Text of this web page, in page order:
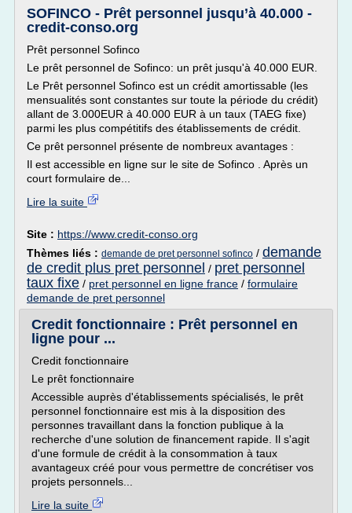
SOFINCO - Prêt personnel jusqu’à 40.000 -
credit-conso.org
Prêt personnel Sofinco
Le prêt personnel de Sofinco: un prêt jusqu'à 40.000 EUR.
Le Prêt personnel Sofinco est un crédit amortissable (les
mensualités sont constantes sur toute la période du crédit)
allant de 3.000EUR à 40.000 EUR à un taux (TAEG fixe)
parmi les plus compétitifs des établissements de crédit.
Ce prêt personnel présente de nombreux avantages :
Il est accessible en ligne sur le site de Sofinco . Après un
court formulaire de...
Lire la suite
Site : https://www.credit-conso.org
Thèmes liés : demande de pret personnel sofinco / demande
de credit plus pret personnel / pret personnel
taux fixe / pret personnel en ligne france / formulaire
demande de pret personnel
Credit fonctionnaire : Prêt personnel en
ligne pour ...
Credit fonctionnaire
Le prêt fonctionnaire
Accessible auprès d'établissements spécialisés, le prêt
personnel fonctionnaire est mis à la disposition des
personnes travaillant dans la fonction publique à la
recherche d'une solution de financement rapide. Il s'agit
d'une formule de crédit à la consommation à taux
avantageux créé pour vous permettre de concrétiser vos
projets personnels...
Lire la suite